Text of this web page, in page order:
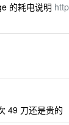
的耗电说明
49 刀还是贵的